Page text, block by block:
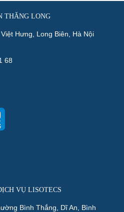
THĂNG LONG
Hưng, Long Biên, Hà Nội
68
VỤ LISOTECS
Bình Thắng, Dĩ An, Bình